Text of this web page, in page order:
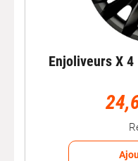
Enjoliveurs X 4